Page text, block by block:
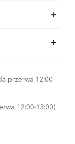
przerwa 12:00-
12:00-13:00).